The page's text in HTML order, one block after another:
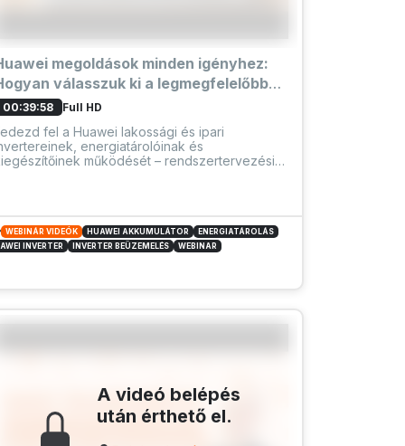
megoldások minden igényhez:
válasszuk ki a legmegfelelőbbet
különböző telepítési típusokhoz?
00:39:58 Full HD
fel a Huawei lakossági és ipari
energiatárolóinak és
működését – rendszertervezési
között.
WEBINÁR VIDEÓK HUAWEI AKKUMULÁTOR
ENERGIATÁROLÁS
INVERTER
INVERTER BEÜZEMELÉS WEBINAR
A videó belépés
után érthető el.